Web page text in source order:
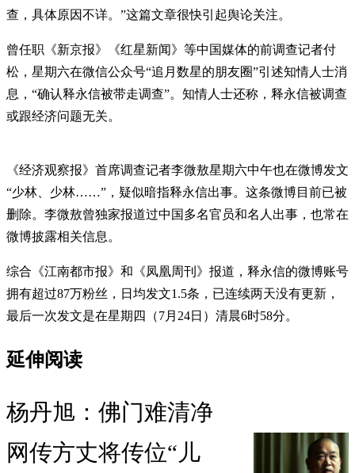
查，具体原因不详。”这篇文章很快引起舆论关注。
曾任职《新京报》《红星新闻》等中国媒体的前调查记者付
松，星期六在微信公众号“追月数星的朋友圈”引述知情人士消
息，“确认释永信被带走调查”。知情人士还称，释永信被调查
或跟经济问题无关。
《经济观察报》首席调查记者李微敖星期六中午也在微博发文
“少林、少林……”，疑似暗指释永信出事。这条微博目前已被
删除。李微敖曾独家报道过中国多名官员和名人出事，也常在
微博披露相关信息。
综合《江南都市报》和《凤凰周刊》报道，释永信的微博账号
拥有超过87万粉丝，日均发文1.5条，已连续两天没有更新，
最后一次发文是在星期四（7月24日）清晨6时58分。
延伸阅读
杨丹旭：佛门难清净
网传方丈将传位“儿